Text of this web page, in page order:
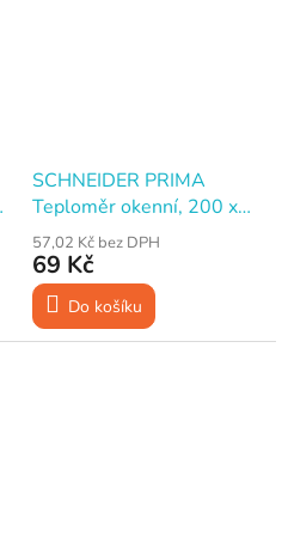
SCHNEIDER PRIMA
Teploměr okenní, 200 x
20 mm
57,02 Kč bez DPH
69 Kč
Do košíku